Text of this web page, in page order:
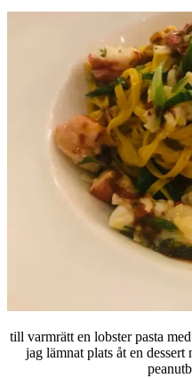
till varmrätt en lobster pasta
jag lämnat plats åt en